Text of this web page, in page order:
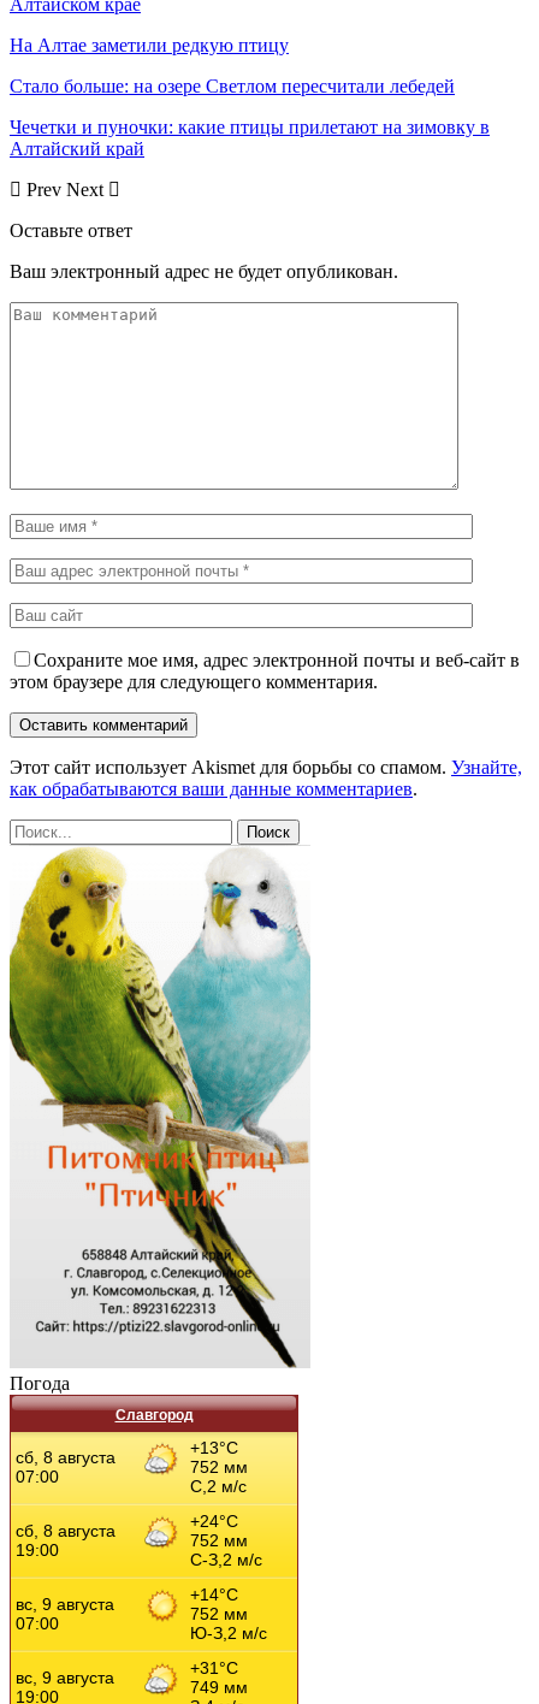
На Алтае заметили редкую птицу
Стало больше: на озере Светлом пересчитали лебедей
Чечетки и пуночки: какие птицы прилетают на зимовку в
Алтайский край
Prev Next
Оставьте ответ
Ваш электронный адрес не будет опубликован.
Сохраните мое имя, адрес электронной почты и веб-сайт в
этом браузере для следующего комментария.
Этот сайт использует Akismet для борьбы со спамом. Узнайте,
как обрабатываются ваши данные комментариев.
Погода
Славгород